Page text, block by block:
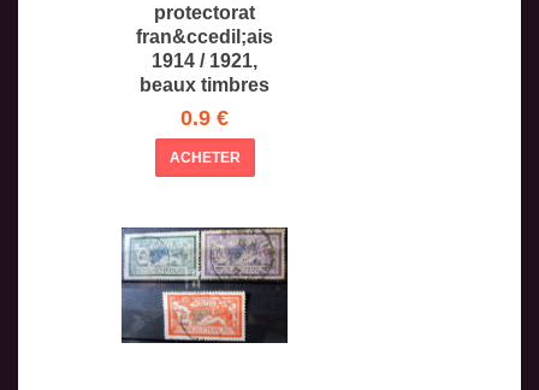
protectorat
fran&ccedil;ais
1914 / 1921,
beaux timbres
oblit&ea
0.9 €
ACHETER